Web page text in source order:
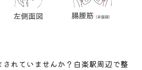
れていませんか？白楽駅周辺で整